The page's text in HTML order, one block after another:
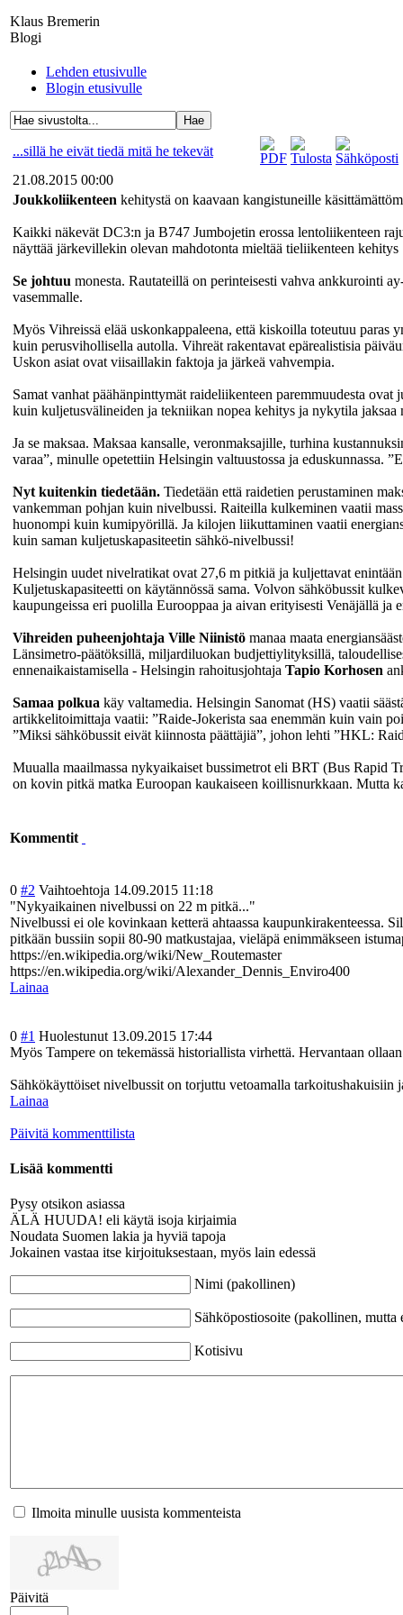
Klaus Bremerin
Blogi
Lehden etusivulle
Blogin etusivulle
...sillä he eivät tiedä mitä he tekevät
21.08.2015 00:00
Joukkoliikenteen kehitystä on kaavaan kangistuneille
Kaikki näkevät DC3:n ja B747 Jumbojetin erossa lentoliikenteen
näyttää järkevillekin olevan mahdotonta mieltää tieliikenteen
Se johtuu monesta. Rautateillä on perinteisesti vahva ankkurointi
vasemmalle.
Myös Vihreissä elää uskonkappaleena, että kiskoilla toteutuu
kuin perusvihollisella autolla. Vihreät rakentavat epärealistisia
Uskon asiat ovat viisaillakin faktoja ja järkeä vahvempia.
Samat vanhat päähänpinttymät raideliikenteen paremmuudesta
kuin kuljetusvälineiden ja tekniikan nopea kehitys ja nykytila
Ja se maksaa. Maksaa kansalle, veronmaksajille, turhina
varaa”, minulle opetettiin Helsingin valtuustossa ja eduskunnassa.
Nyt kuitenkin tiedetään. Tiedetään että raidetien perustaminen
vankemman pohjan kuin nivelbussi. Raiteilla kulkeminen vaatii
huonompi kuin kumipyörillä. Ja kilojen liikuttaminen vaatii
kuin saman kuljetuskapasiteetin sähkö-nivelbussi!
Helsingin uudet nivelratikat ovat 27,6 m pitkiä ja kuljettavat
Kuljetuskapasiteetti on käytännössä sama. Volvon sähköbussit
kaupungeissa eri puolilla Eurooppaa ja aivan erityisesti Venäjällä ja
Vihreiden puheenjohtaja Ville Niinistö manaa maata
Länsimetro-päätöksillä, miljardiluokan budjettiylityksillä,
ennenaikaistamisella - Helsingin rahoitusjohtaja Tapio Korhosen
Samaa polkua käy valtamedia. Helsingin Sanomat (HS) vaatii
artikkelitoimittaja vaatii: ”Raide-Jokerista saa enemmän kuin vain
”Miksi sähköbussit eivät kiinnosta päättäjiä”, johon lehti ”HKL:
Muualla maailmassa nykyaikaiset bussimetrot eli BRT (Bus Rapid
on kovin pitkä matka Euroopan kaukaiseen koillisnurkkaan. Mutta
Kommentit
0 #2 Vaihtoehtoja 14.09.2015 11:18
"Nykyaikainen nivelbussi on 22 m pitkä..."
Nivelbussi ei ole kovinkaan ketterä ahtaassa kaupunkirakenteessa.
pitkään bussiin sopii 80-90 matkustajaa, vieläpä enimmäkseen
https://en.wikipedia.org/wiki/New_Routemaster
https://en.wikipedia.org/wiki/Alexander_Dennis_Enviro400
Lainaa
0 #1 Huolestunut 13.09.2015 17:44
Myös Tampere on tekemässä historiallista virhettä. Hervantaan
Sähkökäyttöiset nivelbussit on torjuttu vetoamalla tarkoitushakuisiin
Lainaa
Päivitä kommenttilista
Lisää kommentti
Pysy otsikon asiassa
ÄLÄ HUUDA! eli käytä isoja kirjaimia
Noudata Suomen lakia ja hyviä tapoja
Jokainen vastaa itse kirjoituksestaan, myös lain edessä
Nimi (pakollinen)
Sähköpostiosoite (pakollinen, mutta
Kotisivu
Ilmoita minulle uusista kommenteista
Päivitä